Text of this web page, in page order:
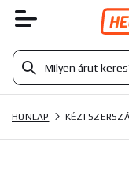
HONLAP KÉZI